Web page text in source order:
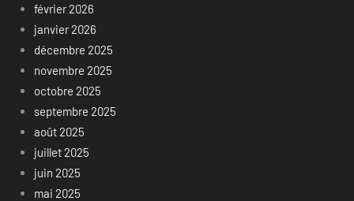
février 2026
janvier 2026
décembre 2025
novembre 2025
octobre 2025
septembre 2025
août 2025
juillet 2025
juin 2025
mai 2025